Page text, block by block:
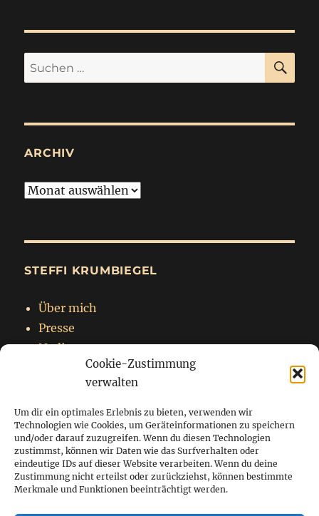
Cookie-Zustimmung
verwalten
Um dir ein optimales Erlebnis zu bieten, verwenden wir
Technologien wie Cookies, um Geräteinformationen zu speichern
und/oder darauf zuzugreifen. Wenn du diesen Technologien
zustimmst, können wir Daten wie das Surfverhalten oder
eindeutige IDs auf dieser Website verarbeiten. Wenn du deine
Zustimmung nicht erteilst oder zurückziehst, können bestimmte
Merkmale und Funktionen beeinträchtigt werden.
Suchen
nach:
ARCHIV
Archiv
STEFFI KRUMBIEGEL
Über mich
Presse
Nadja
Impressum
Datenschutzerklärung
Startseite
Blog